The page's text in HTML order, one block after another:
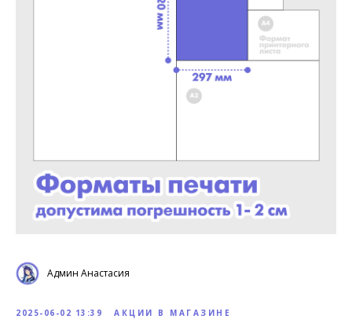
Админ Анастасия
2025-06-02 13:39 АКЦИИ В МАГАЗИНЕ